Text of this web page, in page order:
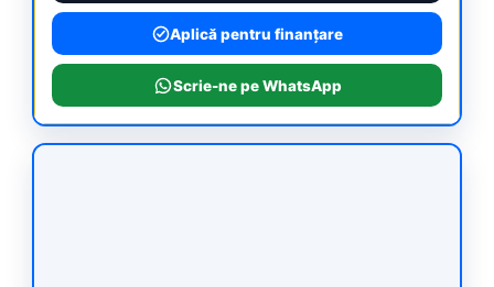
Aplică pentru finanțare
Scrie-ne pe WhatsApp